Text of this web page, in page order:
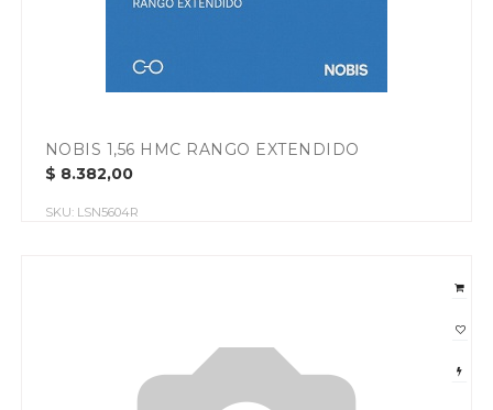
NOBIS 1,56 HMC RANGO EXTENDIDO
$ 8.382,00
SKU: LSN5604R